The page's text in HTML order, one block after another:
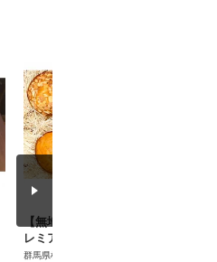
【無地熨斗】地球屋プ
レミアム 5種類のマフ
ィン×各1個 計5個セ
群馬県榛東村